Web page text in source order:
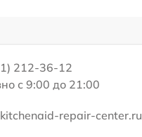
212-36-12
с 9:00 до 21:00
repair-center.ru